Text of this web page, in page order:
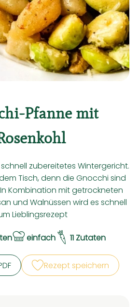
- So geht's
Pfanne mit
zubereitetes Wintergericht.
Tisch, denn die Gnocchi sind
Kombination mit getrockneten
und Walnüssen wird es schnell
Lieblingsrezept
Schwierigkeit:
einfach 11 Zutaten
Rezept speichern